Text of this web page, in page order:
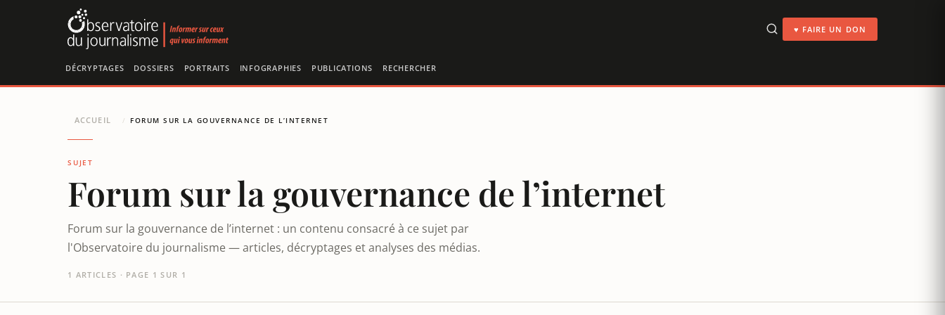
♥ FAIRE UN DON
DÉCRYPTAGES DOSSIERS PORTRAITS INFOGRAPHIES PUBLICATIONS RECHERCHER
ACCUEIL / FORUM SUR LA GOUVERNANCE DE L’INTERNET
SUJET
Forum sur la gouvernance de l’internet
Forum sur la gouvernance de l’internet : un contenu consacré à ce sujet par
l'Observatoire du journalisme — articles, décryptages et analyses des médias.
1 ARTICLES · PAGE 1 SUR 1
Panneau de gestion des cookies